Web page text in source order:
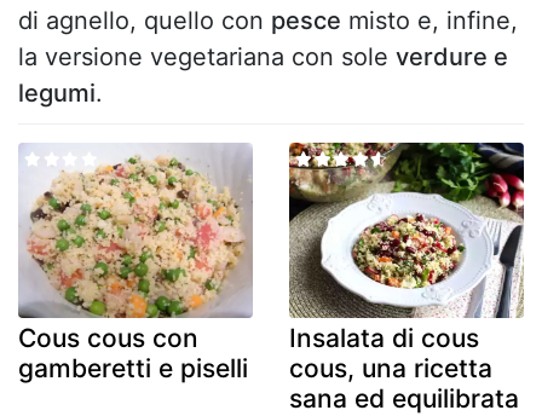
di agnello, quello con pesce misto e, infine,
la versione vegetariana con sole verdure e
legumi.
Cous cous con
gamberetti e piselli
Insalata di cous
cous, una ricetta
sana ed equilibrata